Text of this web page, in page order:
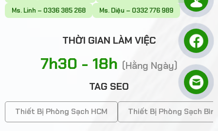
Ms. Linh – 0336 385 268
Ms. Diệu – 0332 776 989
THỜI GIAN LÀM VIỆC
7h30 - 18h (Hằng Ngày)
TAG SEO
Thiết Bị Phòng Sạch HCM Thiết Bị Phòng Sạch